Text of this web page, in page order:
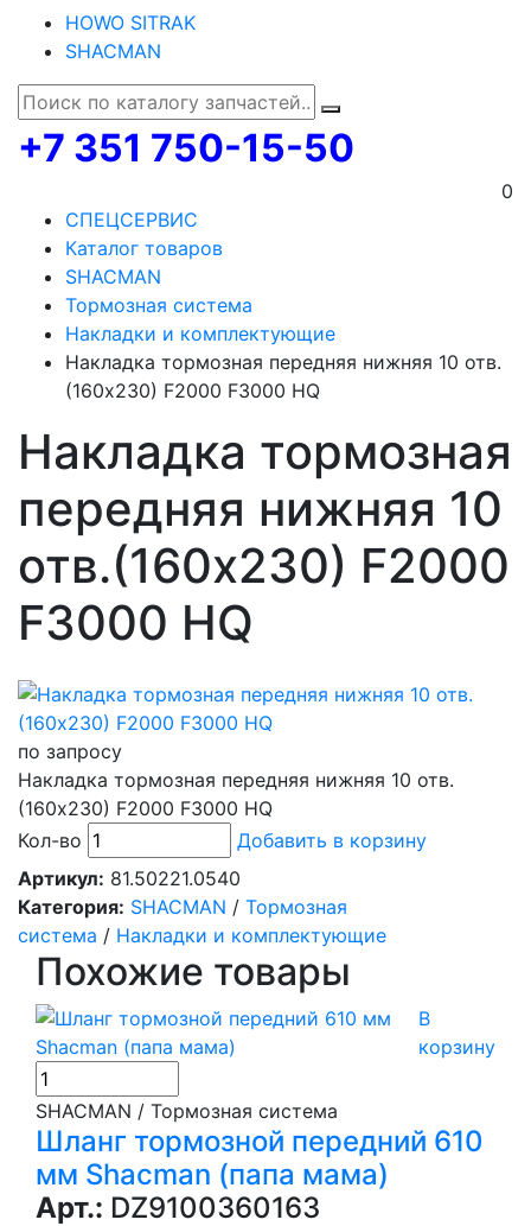
HOWO SITRAK
SHACMAN
+7 351 750-15-50
0
СПЕЦСЕРВИС
Каталог товаров
SHACMAN
Тормозная система
Накладки и комплектующие
Накладка тормозная передняя нижняя 10 отв.
(160х230) F2000 F3000 HQ
Накладка тормозная
передняя нижняя 10
отв.(160х230) F2000
F3000 HQ
по запросу
Накладка тормозная передняя нижняя 10 отв.
(160х230) F2000 F3000 HQ
Кол-во
Добавить в корзину
Артикул: 81.50221.0540
Категория: SHACMAN / Тормозная
система / Накладки и комплектующие
Похожие товары
В
корзину
SHACMAN / Тормозная система
Шланг тормозной передний 610
мм Shacman (папа мама)
Арт.: DZ9100360163